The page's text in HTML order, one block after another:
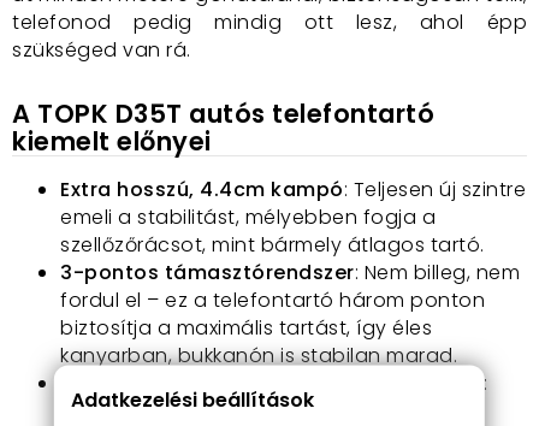
telefonod pedig mindig ott lesz, ahol épp
szükséged van rá.
A TOPK D35T autós telefontartó
kiemelt előnyei
Extra hosszú, 4.4cm kampó: Teljesen új szintre
emeli a stabilitást, mélyebben fogja a
szellőzőrácsot, mint bármely átlagos tartó.
3-pontos támasztórendszer: Nem billeg, nem
fordul el – ez a telefontartó három ponton
biztosítja a maximális tartást, így éles
kanyarban, bukkanón is stabilan marad.
:
Bármilyen szögben, vízszintesen és
Adatkezelési beállítások